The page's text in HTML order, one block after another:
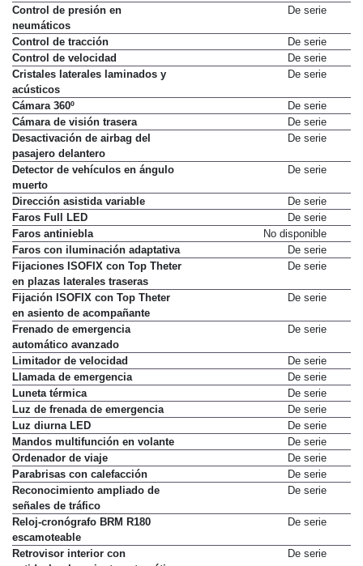
Control de estabilidad
De serie
Control de presión en
neumáticos
Control de tracción
De serie
Control de velocidad
De serie
Cristales laterales laminados y
acústicos
Cámara 360º
De serie
Cámara de visión trasera
De serie
Desactivación de airbag del
pasajero delantero
Detector de vehículos en ángulo
muerto
Dirección asistida variable
De serie
Faros Full LED
De serie
Faros antiniebla
No disponible
Faros con iluminación adaptativa
De serie
Fijaciones ISOFIX con Top Theter
en plazas laterales traseras
Fijación ISOFIX con Top Theter
en asiento de acompañante
Frenado de emergencia
automático avanzado
Limitador de velocidad
De serie
Llamada de emergencia
De serie
Luneta térmica
De serie
Luz de frenada de emergencia
De serie
Luz diurna LED
De serie
Mandos multifunción en volante
De serie
Ordenador de viaje
De serie
Parabrisas con calefacción
De serie
Reconocimiento ampliado de
señales de tráfico
Reloj-cronógrafo BRM R180
escamoteable